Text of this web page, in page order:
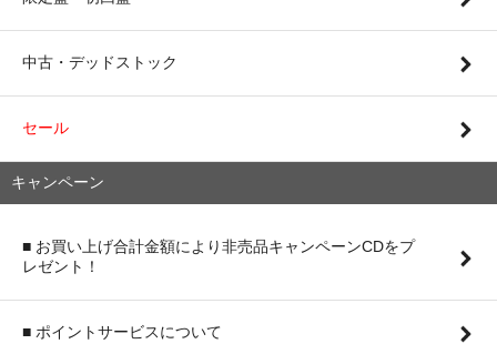
中古・デッドストック
セール
キャンペーン
■ お買い上げ合計金額により非売品キャンペーンCDをプ
レゼント！
■ ポイントサービスについて